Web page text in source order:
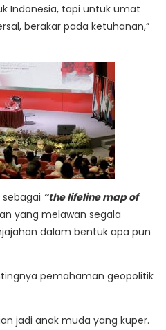
Indonesia, tapi untuk umat
berakar pada ketuhanan,”
“the lifeline map of
yang melawan segala
dalam bentuk apa pun
pemahaman geopolitik
jadi anak muda yang kuper.